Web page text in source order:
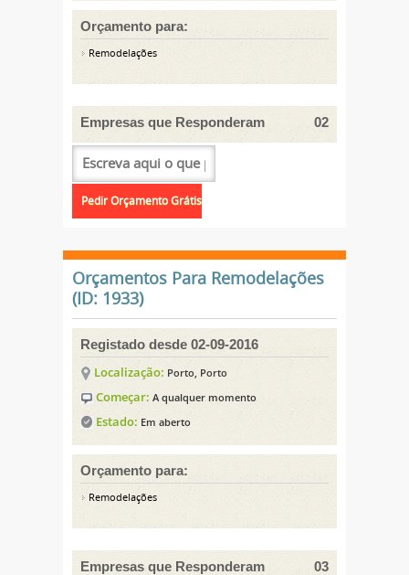
Orçamento para:
Remodelações
Empresas que Responderam 02
Orçamentos Para Remodelações
(ID: 1933)
Registado desde 02-09-2016
Localização: Porto, Porto
Começar: A qualquer momento
Estado: Em aberto
Orçamento para:
Remodelações
Empresas que Responderam 03